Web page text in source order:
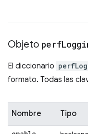
Objeto perf
El diccionario
formato. Todas las
Nombre Tipo